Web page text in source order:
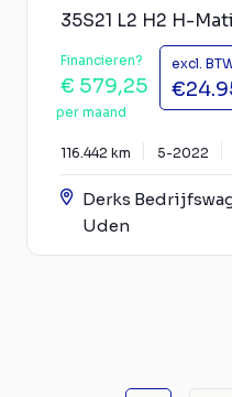
35S21 L2 H2 H-
Financieren?
€ 579,25
per maand
excl.
116.442 km 5-2022
Derks
Uden